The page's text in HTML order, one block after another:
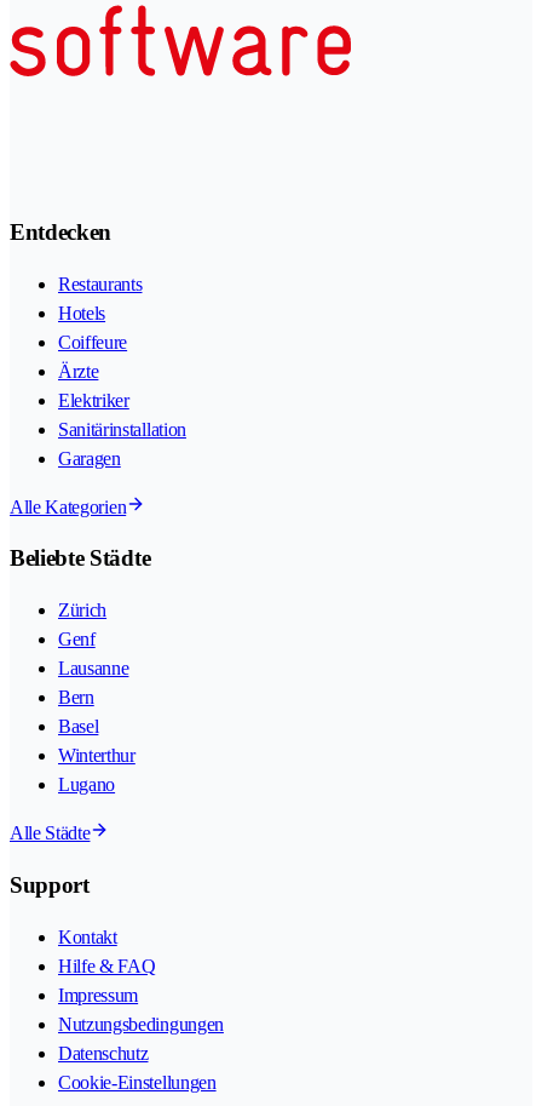
Entdecken
Restaurants
Hotels
Coiffeure
Ärzte
Elektriker
Sanitärinstallation
Garagen
Alle Kategorien
Beliebte Städte
Zürich
Genf
Lausanne
Bern
Basel
Winterthur
Lugano
Alle Städte
Support
Kontakt
Hilfe & FAQ
Impressum
Nutzungsbedingungen
Datenschutz
Cookie-Einstellungen